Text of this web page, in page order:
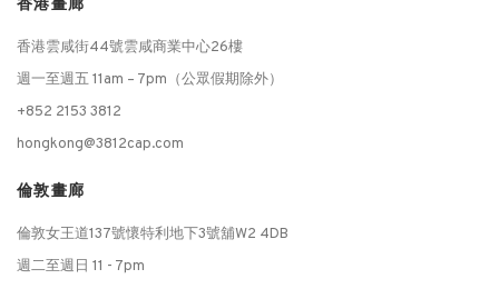
香港畫廊
香港雲咸街44號雲咸商業中心26樓
週一至週五 11am – 7pm（公眾假期除外）
+852 2153 3812
hongkong@3812cap.com
倫敦畫廊
倫敦女王道137號懷特利地下3號舖W2 4DB
週二至週日 11 - 7pm